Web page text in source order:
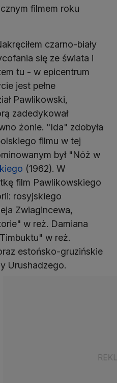
filmem roku
czarno-biały
się ze świata i
tu - w epicentrum
jest pełne
Pawlikowski,
zadedykował
żonie. "Ida" zdobyła
filmu w tej
był "Nóż w
(1962). W
film Pawlikowskiego
rosyjskiego
Zwiagincewa,
w reż. Damiana
w reż.
estońsko-gruzińskie
Urushadzego.